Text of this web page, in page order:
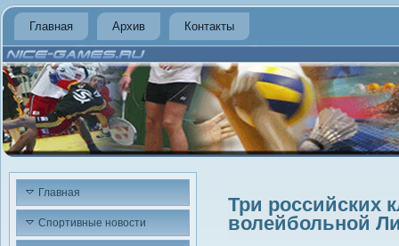
Главная Архив Контакты
Главная
Спортивные новости
Три российских
волейбольной